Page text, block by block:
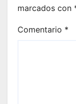
marcados con
Comentario *